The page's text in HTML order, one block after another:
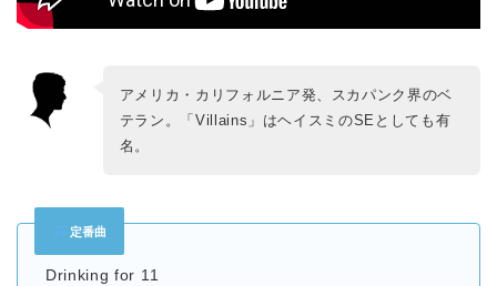
アメリカ・カリフォルニア発、スカパンク界のベ
テラン。「Villains」はヘイスミのSEとしても有
名。
定番曲
Drinking for 11